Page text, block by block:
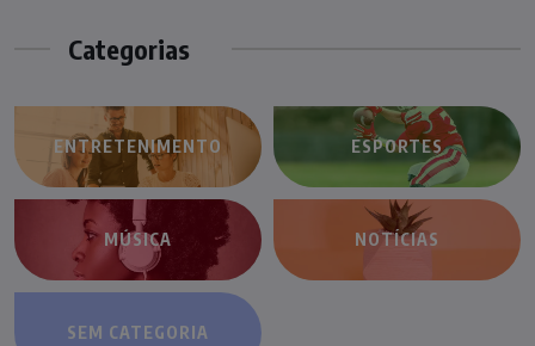
Categorias
ENTRETENIMENTO ESPORTES
MÚSICA NOTÍCIAS
SEM CATEGORIA